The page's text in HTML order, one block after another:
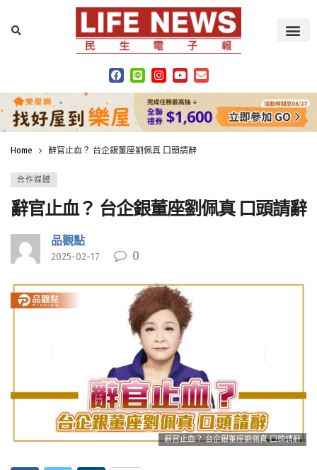
Home 辭官止血？ 台企銀董座劉佩真 口頭請辭
合作媒體
辭官止血？ 台企銀董座劉佩真 口頭請辭
品觀點
2025-02-17 0
辭官止血？ 台企銀董座劉佩真 口頭請辭